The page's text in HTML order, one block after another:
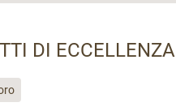
DI ECCELLENZA